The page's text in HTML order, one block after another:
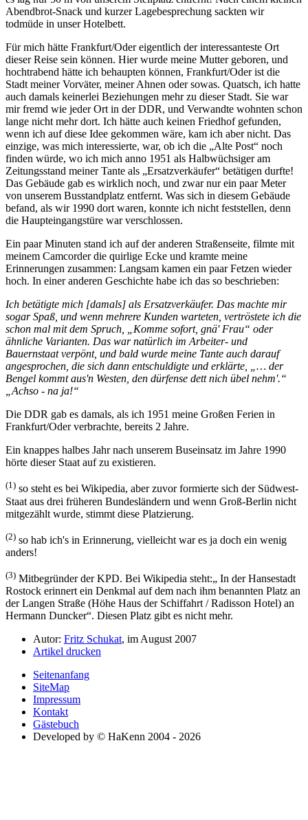
Abendbrot-Snack und kurzer Lagebesprechung sackten wir
todmüde in unser Hotelbett.
Für mich hätte Frankfurt/Oder eigentlich der interessanteste Ort
dieser Reise sein können. Hier wurde meine Mutter geboren, und
hochtrabend hätte ich behaupten können, Frankfurt/Oder ist die
Stadt meiner Vorväter, meiner Ahnen oder sowas. Quatsch, ich hatte
auch damals keinerlei Beziehungen mehr zu dieser Stadt. Sie war
mir fremd wie jeder Ort in der DDR, und Verwandte wohnten schon
lange nicht mehr dort. Ich hätte auch keinen Friedhof gefunden,
wenn ich auf diese Idee gekommen wäre, kam ich aber nicht. Das
einzige, was mich interessierte, war, ob ich die
Alte Post
noch
finden würde, wo ich mich anno 1951 als Halbwüchsiger am
Zeitungsstand meiner Tante als
Ersatzverkäufer
betätigen durfte!
Das Gebäude gab es wirklich noch, und zwar nur ein paar Meter
von unserem Busstandplatz entfernt. Was sich in diesem Gebäude
befand, als wir 1990 dort waren, konnte ich nicht feststellen, denn
die Haupteingangstüre war verschlossen.
Ein paar Minuten stand ich auf der anderen Straßenseite, filmte mit
meinem Camcorder die quirlige Ecke und kramte meine
Erinnerungen zusammen: Langsam kamen ein paar Fetzen wieder
hoch. In einer anderen Geschichte habe ich das so beschrieben:
Ich betätigte mich [damals] als Ersatzverkäufer. Das machte mir
sogar Spaß, und wenn mehrere Kunden warteten, vertröstete ich die
schon mal mit dem Spruch,
Komme sofort, gnä' Frau
oder
ähnliche Varianten. Das war natürlich im Arbeiter- und
Bauernstaat verpönt, und bald wurde meine Tante auch darauf
angesprochen, die sich dann entschuldigte und erklärte,
… der
Bengel kommt aus'n Westen, den dürfense dett nich übel nehm'.
Achso - na ja!
Die DDR gab es damals, als ich 1951 meine Großen Ferien in
Frankfurt/Oder verbrachte, bereits 2 Jahre.
Ein knappes halbes Jahr nach unserem Buseinsatz im Jahre 1990
hörte dieser Staat auf zu existieren.
(1) so steht es bei Wikipedia, aber zuvor formierte sich der Südwest-
Staat aus drei früheren Bundesländern und wenn Groß-Berlin nicht
mitgezählt wurde, stimmt diese Platzierung.
(2) so hab ich's in Erinnerung, vielleicht war es ja doch ein wenig
anders!
(3) Mitbegründer der KPD. Bei Wikipedia steht:
In der Hansestadt
Rostock erinnert ein Denkmal auf dem nach ihm benannten Platz an
der Langen Straße (Höhe Haus der Schiffahrt / Radisson Hotel) an
Hermann Duncker . Diesen Platz gibt es nicht mehr.
Autor: Fritz Schukat, im August 2007
Artikel drucken
Seitenanfang
SiteMap
Impressum
Kontakt
Gästebuch
Developed by © HaKenn 2004 - 2026